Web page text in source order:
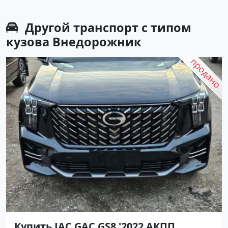
Другой транспорт с типом
кузова Внедорожник